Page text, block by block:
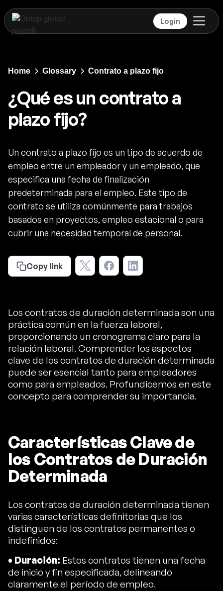
Login
Home Glossary Contrato a plazo fijo
¿Qué es un contrato a
plazo fijo?
Un contrato a plazo fijo es un tipo de acuerdo de
empleo entre un empleador y un empleado, que
especifica una fecha de finalización
predeterminada para el empleo. Este tipo de
contrato se utiliza comúnmente para trabajos
basados en proyectos, empleo estacional o para
cubrir una necesidad temporal de personal.
Copy link
Los contratos de duración determinada son una
práctica común en la fuerza laboral,
proporcionando un cronograma claro para la
relación laboral. Comprender los aspectos
clave de los contratos de duración determinada
puede ser esencial tanto para empleadores
como para empleados. Profundicemos en este
concepto para comprender su importancia.
Características Clave de
los Contratos de Duración
Determinada
Los contratos de duración determinada tienen
varias características definitorias que los
distinguen de los contratos permanentes o
indefinidos:
• Duración: Estos contratos tienen una fecha
de inicio y fin especificada, delineando
claramente el período de empleo.